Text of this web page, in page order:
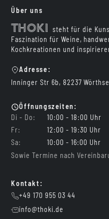
Über uns
Thoki
steht für die
Faszination für Weine,
Kochkreationen und
Adresse:
Inninger Str 6b, 82237
Öffnungszeiten:
Di - Do:
10:00 - 18:00 Uhr
Fr:
12:00 - 19:30 Uhr
Sa:
10:00 - 16:00 Uhr
Sowie Termine nach
Kontakt:
+49 170 955 03 44
info@thoki.de